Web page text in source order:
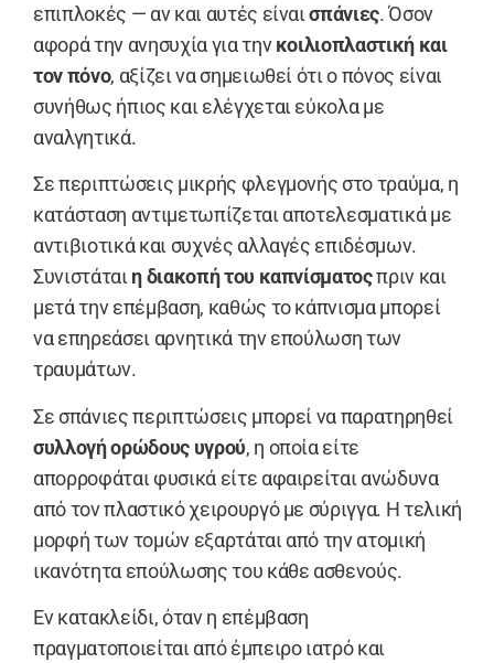
επιπλοκές — αν και αυτές είναισπάνιες. Όσον
αφορά την ανησυχία για τηνκοιλιοπλαστική και
τον πόνο, αξίζει να σημειωθεί ότι ο πόνος είναι
συνήθως ήπιος και ελέγχεται εύκολα με
αναλγητικά.
Σε περιπτώσεις μικρής φλεγμονής στο τραύμα, η
κατάσταση αντιμετωπίζεται αποτελεσματικά με
αντιβιοτικά και συχνές αλλαγές επιδέσμων.
Συνιστάται η διακοπή του καπνίσματοςπριν και
μετά την επέμβαση, καθώς το κάπνισμα μπορεί
να επηρεάσει αρνητικά την επούλωση των
τραυμάτων.
Σε σπάνιες περιπτώσεις μπορεί να παρατηρηθεί
συλλογή ορώδους υγρού, η οποία είτε
απορροφάται φυσικά είτε αφαιρείται ανώδυνα
από τον πλαστικό χειρουργό με σύριγγα. Η τελική
μορφή των τομών εξαρτάται από την ατομική
ικανότητα επούλωσης του κάθε ασθενούς.
Εν κατακλείδι, όταν η επέμβαση
πραγματοποιείται από έμπειρο ιατρό και